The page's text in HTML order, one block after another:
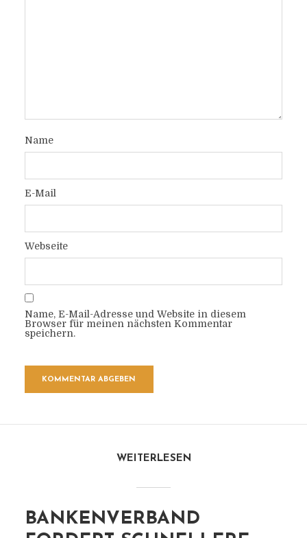
Name
E-Mail
Webseite
Name, E-Mail-Adresse und Website in diesem
Browser für meinen nächsten Kommentar
speichern.
WEITERLESEN
BANKENVERBAND